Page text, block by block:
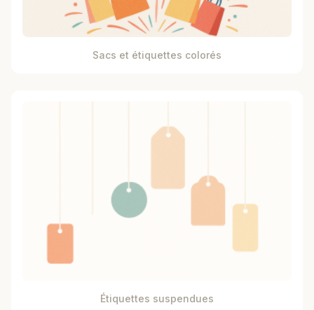
Sacs et étiquettes colorés
Étiquettes suspendues